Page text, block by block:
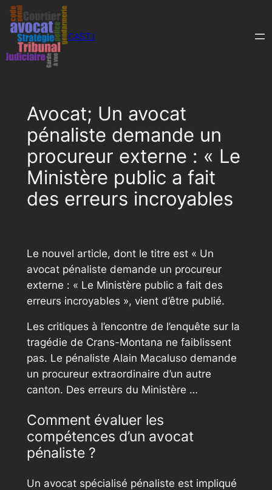
Aller
au
contenu
CASTJ
Avocat; Un avocat
pénaliste demande un
procureur externe : « Le
Ministère public a fait
des erreurs incroyables
Le nouvel article, dont le titre est « Un
avocat pénaliste demande un procureur
externe : « Le Ministère public a fait des
erreurs incroyables », vient d’être publié.
Les critiques à l’encontre de l’enquête sur la
tragédie de Crans-Montana ne faiblissent
pas. Le pénaliste Alain Macaluso demande
un procureur extraordinaire d’un autre
canton. Des erreurs du Ministère …
Comment évaluer les
compétences d’un avocat
pénaliste ?
Un avocat spécialisé pénaliste est impliqué